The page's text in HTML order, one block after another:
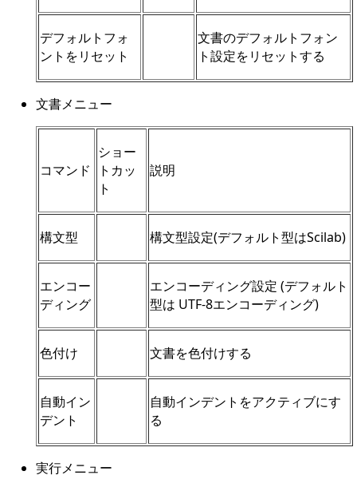
デフォルトフォ
ントをリセット
文書のデフォルトフォン
ト設定をリセットする
文書メニュー
コマンド
ショー
トカッ
ト
説明
構文型 構文型設定(デフォルト型はScilab)
エンコー
ディング
エンコーディング設定 (デフォルト
型は UTF-8エンコーディング)
色付け 文書を色付けする
自動イン
デント
自動インデントをアクティブにす
る
実行メニュー